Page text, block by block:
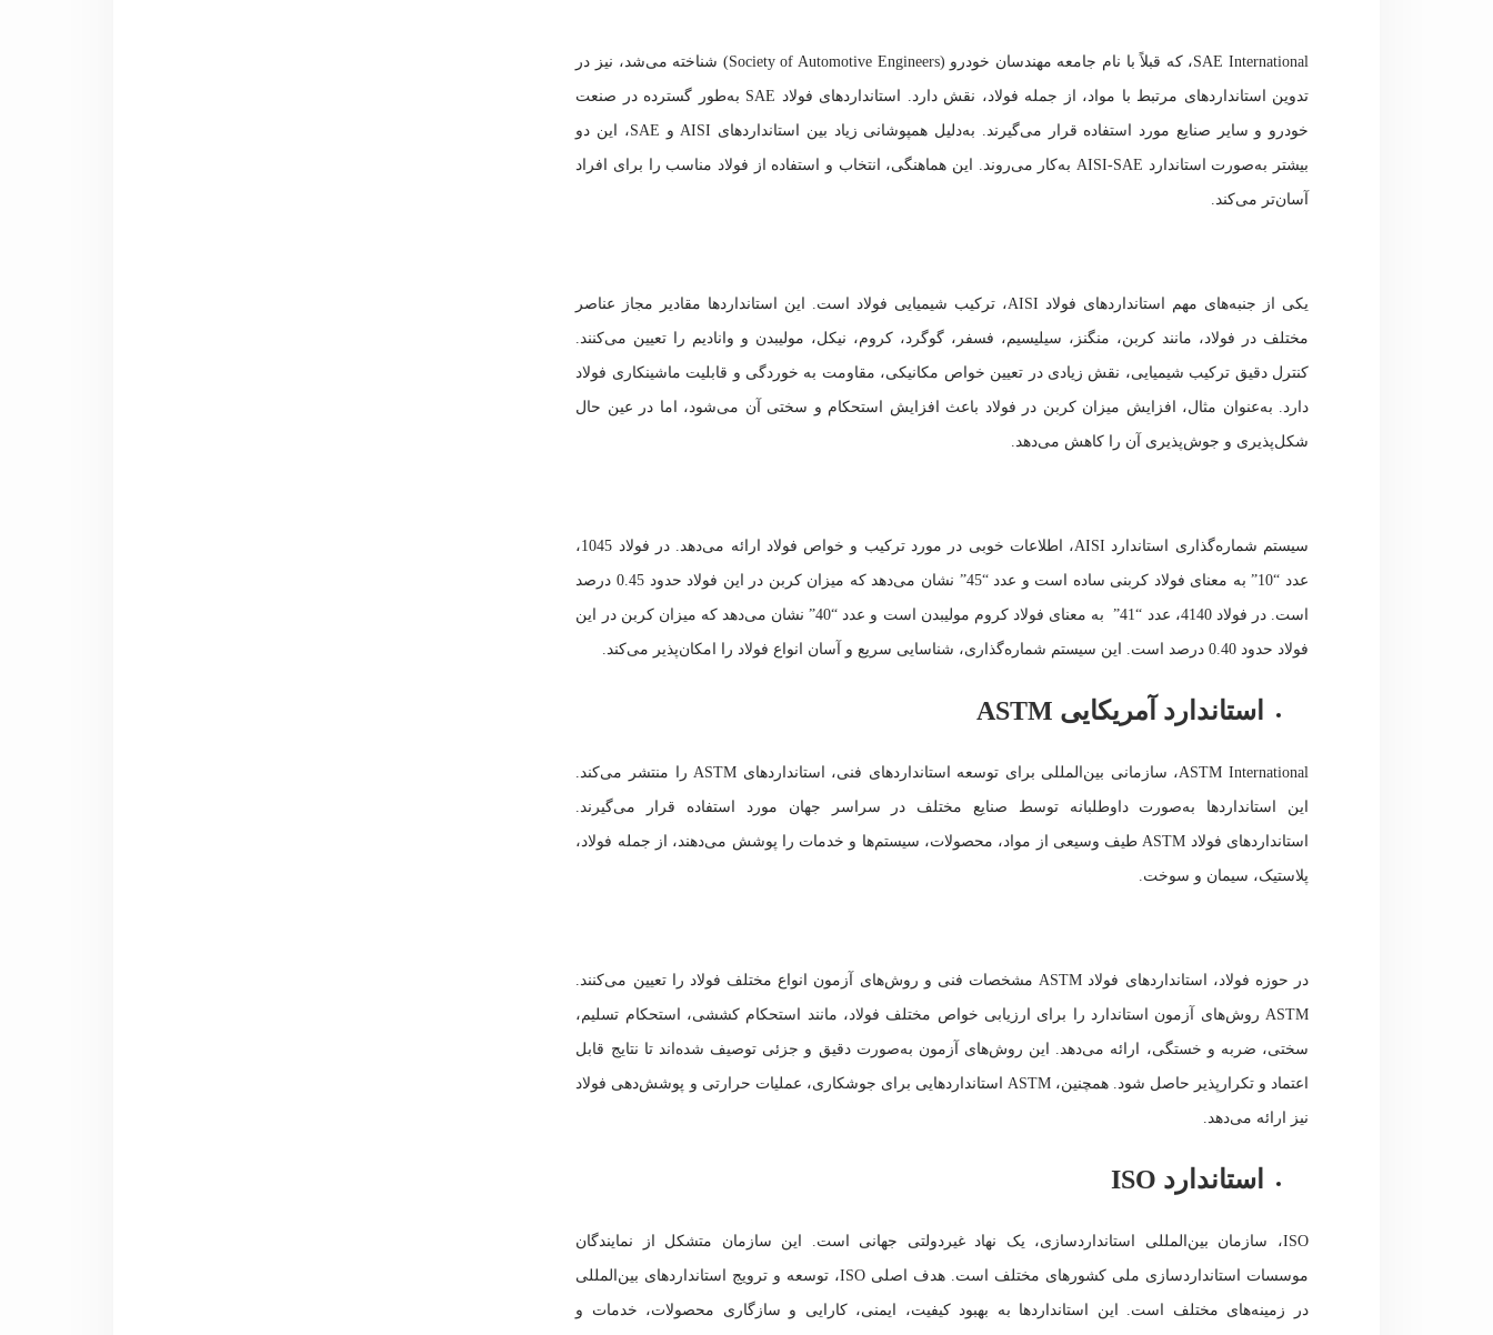
SAE International، که قبلاً با نام جامعه مهندسان خودرو (Society of Automotive Engineers) شناخته می‌شد، نیز در
تدوین استانداردهای مرتبط با مواد، از جمله فولاد، نقش دارد. استانداردهای فولاد SAE به‌طور گسترده در صنعت
خودرو و سایر صنایع مورد استفاده قرار می‌گیرند. به‌دلیل همپوشانی زیاد بین استانداردهای AISI و SAE، این دو
بیشتر به‌صورت استاندارد AISI-SAE به‌کار می‌روند. این هماهنگی، انتخاب و استفاده از فولاد مناسب را برای افراد
آسان‌تر می‌کند.
یکی از جنبه‌های مهم استانداردهای فولاد AISI، ترکیب شیمیایی فولاد است. این استانداردها مقادیر مجاز عناصر
مختلف در فولاد، مانند کربن، منگنز، سیلیسیم، فسفر، گوگرد، کروم، نیکل، مولیبدن و وانادیم را تعیین می‌کنند.
کنترل دقیق ترکیب شیمیایی، نقش زیادی در تعیین خواص مکانیکی، مقاومت به خوردگی و قابلیت ماشینکاری فولاد
دارد. به‌عنوان مثال، افزایش میزان کربن در فولاد باعث افزایش استحکام و سختی آن می‌شود، اما در عین حال
شکل‌پذیری و جوش‌پذیری آن را کاهش می‌دهد.
سیستم شماره‌گذاری استاندارد AISI، اطلاعات خوبی در مورد ترکیب و خواص فولاد ارائه می‌دهد. در فولاد 1045،
عدد “10” به معنای فولاد کربنی ساده است و عدد “45” نشان می‌دهد که میزان کربن در این فولاد حدود 0.45 درصد
است. در فولاد 4140، عدد “41” به معنای فولاد کروم مولیبدن است و عدد “40” نشان می‌دهد که میزان کربن در این
فولاد حدود 0.40 درصد است. این سیستم شماره‌گذاری، شناسایی سریع و آسان انواع فولاد را امکان‌پذیر می‌کند.
استاندارد آمریکایی ASTM
ASTM International، سازمانی بین‌المللی برای توسعه استانداردهای فنی، استانداردهای ASTM را منتشر می‌کند.
این استانداردها به‌صورت داوطلبانه توسط صنایع مختلف در سراسر جهان مورد استفاده قرار می‌گیرند.
استانداردهای فولاد ASTM طیف وسیعی از مواد، محصولات، سیستم‌ها و خدمات را پوشش می‌دهند، از جمله فولاد،
پلاستیک، سیمان و سوخت.
در حوزه فولاد، استانداردهای فولاد ASTM مشخصات فنی و روش‌های آزمون انواع مختلف فولاد را تعیین می‌کنند.
ASTM روش‌های آزمون استاندارد را برای ارزیابی خواص مختلف فولاد، مانند استحکام کششی، استحکام تسلیم،
سختی، ضربه و خستگی، ارائه می‌دهد. این روش‌های آزمون به‌صورت دقیق و جزئی توصیف شده‌اند تا نتایج قابل
اعتماد و تکرارپذیر حاصل شود. همچنین، ASTM استانداردهایی برای جوشکاری، عملیات حرارتی و پوشش‌دهی فولاد
نیز ارائه می‌دهد.
استاندارد ISO
ISO، سازمان بین‌المللی استانداردسازی، یک نهاد غیردولتی جهانی است. این سازمان متشکل از نمایندگان
موسسات استانداردسازی ملی کشورهای مختلف است. هدف اصلی ISO، توسعه و ترویج استانداردهای بین‌المللی
در زمینه‌های مختلف است. این استانداردها به بهبود کیفیت، ایمنی، کارایی و سازگاری محصولات، خدمات و